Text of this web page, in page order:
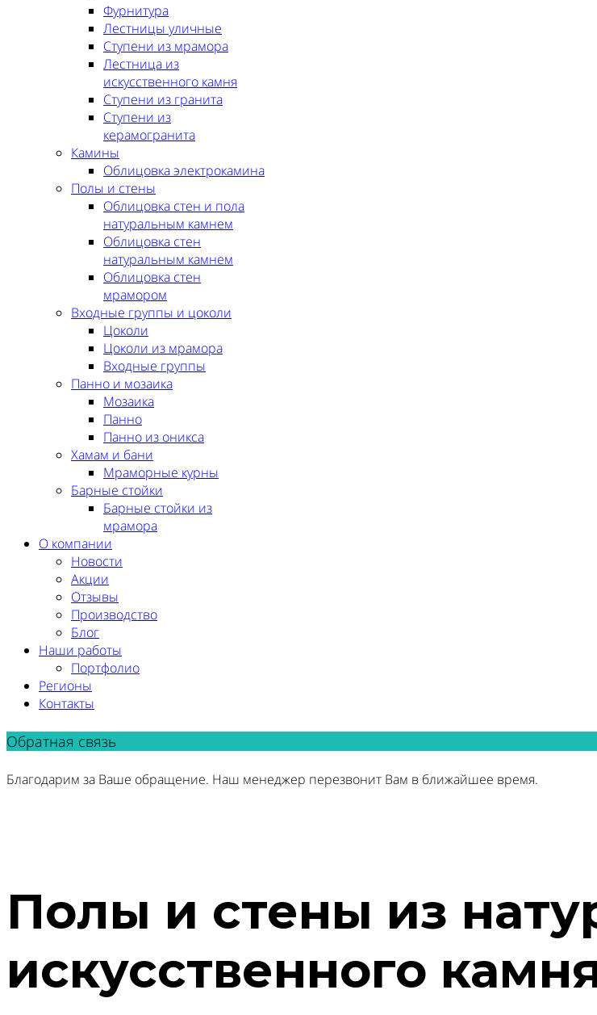
Фурнитура
Лестницы уличные
Ступени из мрамора
Лестница из
искусственного камня
Ступени из гранита
Ступени из
керамогранита
Камины
Облицовка электрокамина
Полы и стены
Облицовка стен и пола
натуральным камнем
Облицовка стен
натуральным камнем
Облицовка стен
мрамором
Входные группы и цоколи
Цоколи
Цоколи из мрамора
Входные группы
Панно и мозаика
Мозаика
Панно
Панно из оникса
Хамам и бани
Мраморные курны
Барные стойки
Барные стойки из
мрамора
О компании
Новости
Акции
Отзывы
Производство
Блог
Наши работы
Портфолио
Регионы
Контакты
Обратная связь
Благодарим за Ваше обращение. Наш менеджер перезвонит Вам в ближайшее время.
Полы и стены из
искусственного